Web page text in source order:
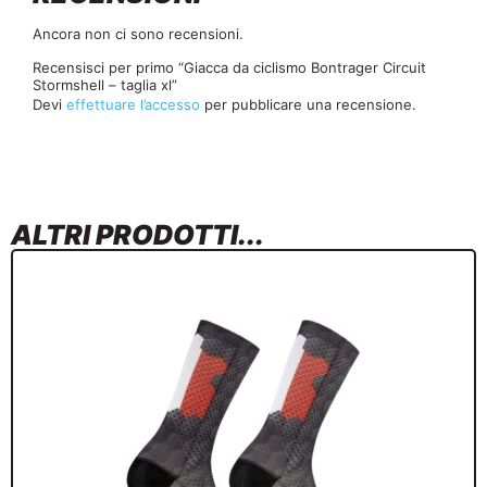
Ancora non ci sono recensioni.
Recensisci per primo “Giacca da ciclismo Bontrager Circuit
Stormshell – taglia xl”
Devi effettuare l’accesso per pubblicare una recensione.
ALTRI PRODOTTI...